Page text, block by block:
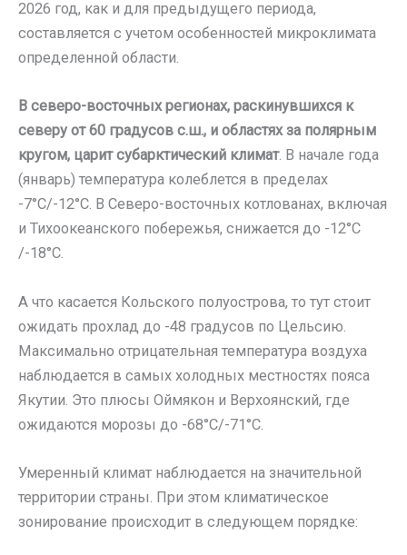
2026 год, как и для предыдущего периода,
составляется с учетом особенностей микроклимата
определенной области.
В северо-восточных регионах, раскинувшихся к
северу от 60 градусов с.ш., и областях за полярным
кругом, царит субарктический климат. В начале года
(январь) температура колеблется в пределах
-7°C/-12°C. В Северо-восточных котлованах, включая
и Тихоокеанского побережья, снижается до -12°C
/-18°C.
А что касается Кольского полуострова, то тут стоит
ожидать прохлад до -48 градусов по Цельсию.
Максимально отрицательная температура воздуха
наблюдается в самых холодных местностях пояса
Якутии. Это плюсы Оймякон и Верхоянский, где
ожидаются морозы до -68°C/-71°C.
Умеренный климат наблюдается на значительной
территории страны. При этом климатическое
зонирование происходит в следующем порядке: